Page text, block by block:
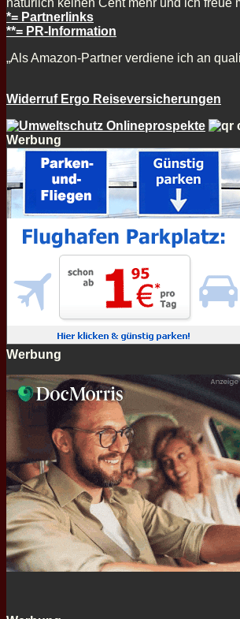
*= Partnerlinks
**= PR-Information
„Als Amazon-Partner verdiene ich an
Widerruf Ergo Reiseversicherungen
Werbung
Werbung